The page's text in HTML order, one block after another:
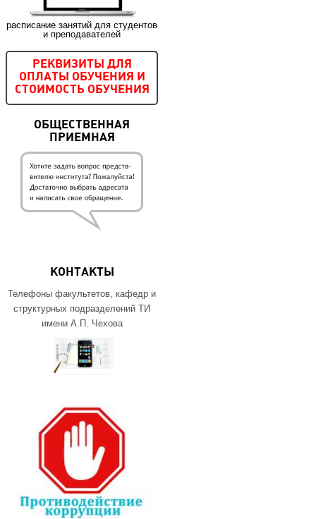
расписание занятий для студентов
и преподавателей
РЕКВИЗИТЫ ДЛЯ
ОПЛАТЫ ОБУЧЕНИЯ И
СТОИМОСТЬ ОБУЧЕНИЯ
ОБЩЕСТВЕННАЯ
ПРИЕМНАЯ
КОНТАКТЫ
Телефоны факультетов, кафедр и
структурных подразделений ТИ
имени А.П. Чехова